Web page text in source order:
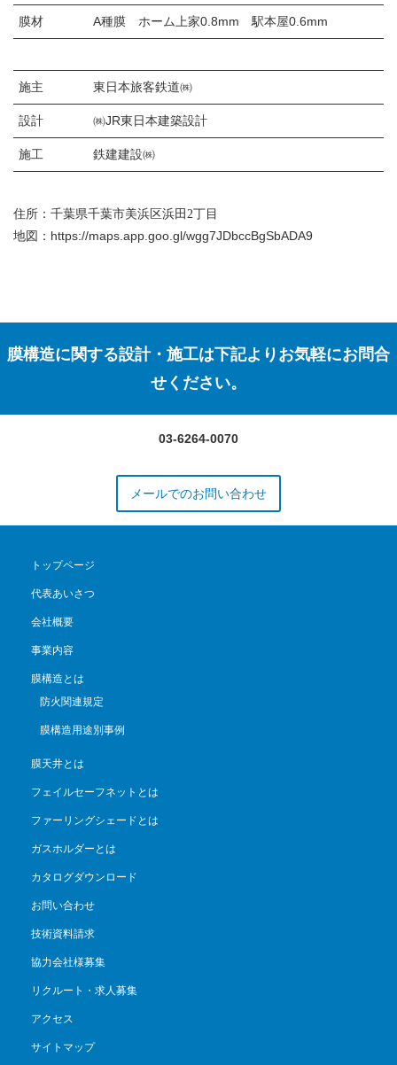
膜材 A種膜 ホーム上家0.8mm 駅本屋0.6mm
施主 東日本旅客鉄道㈱
設計 ㈱JR東日本建築設計
施工 鉄建建設㈱
住所：千葉県千葉市美浜区浜田2丁目
地図： https://maps.app.goo.gl/wgg7JDbccBgSbADA9
膜構造に関する設計・施工は下記よりお気軽にお問合
せください。
03-6264-0070
メールでのお問い合わせ
トップページ
代表あいさつ
会社概要
事業内容
膜構造とは
防火関連規定
膜構造用途別事例
膜天井とは
フェイルセーフネットとは
ファーリングシェードとは
ガスホルダーとは
カタログダウンロード
お問い合わせ
技術資料請求
協力会社様募集
リクルート・求人募集
アクセス
サイトマップ